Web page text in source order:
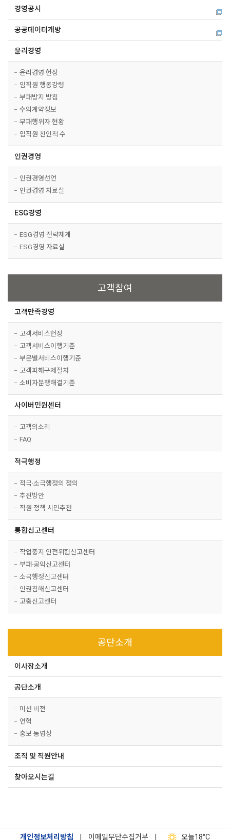
경영공시
공공데이터개방
윤리경영
윤리경영 헌장
임직원 행동강령
부패방지 방침
수의계약정보
부패행위자 현황
임직원 친인척 수
인권경영
인권경영선언
인권경영 자료실
ESG경영
ESG경영 전략체계
ESG경영 자료실
고객참여
고객만족경영
고객서비스헌장
고객서비스이행기준
부문별서비스이행기준
고객피해구제절차
소비자분쟁해결기준
사이버민원센터
고객의소리
FAQ
적극행정
적극·소극행정의 정의
추진방안
직원·정책 시민추천
통합신고센터
작업중지·안전위험신고센터
부패·공익신고센터
소극행정신고센터
인권침해신고센터
고충신고센터
공단소개
이사장소개
공단소개
미션·비전
연혁
홍보 동영상
조직 및 직원안내
찾아오시는길
개인정보처리방침 이메일무단수집거부 오늘18°C